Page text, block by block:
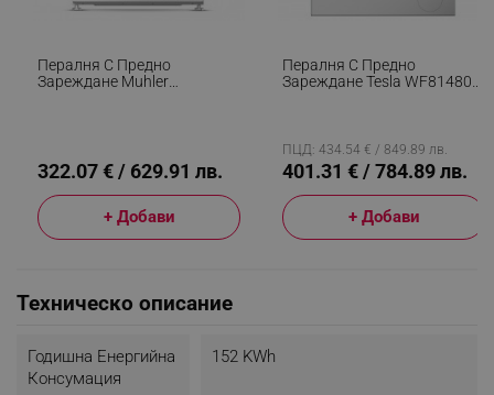
Пералня С Предно
Зареждане Muhler
322.07 € / 629.91 лв.
+ Добави
Пералня С Предно
Зареждане Tesla WF81480T,
ПЦД: 434.54 € / 849.89 лв.
401.31 € / 784.89 лв.
+ Добави
Техническо описание
Годишна Енергийна
Консумация
152 KWh